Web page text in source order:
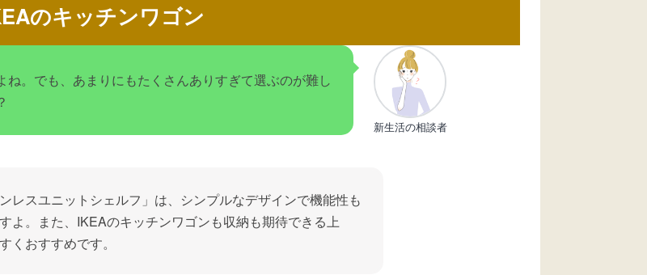
のキッチンワゴン
。でも、あまりにもたくさんありすぎて選ぶのが難し
新生活の相談者
レスユニットシェルフ」は、シンプルなデザインで機能性も
よ。また、IKEAのキッチンワゴンも収納も期待できる上
くおすすめです。